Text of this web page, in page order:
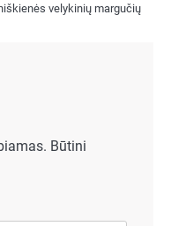
velykinių margučių
Būtini